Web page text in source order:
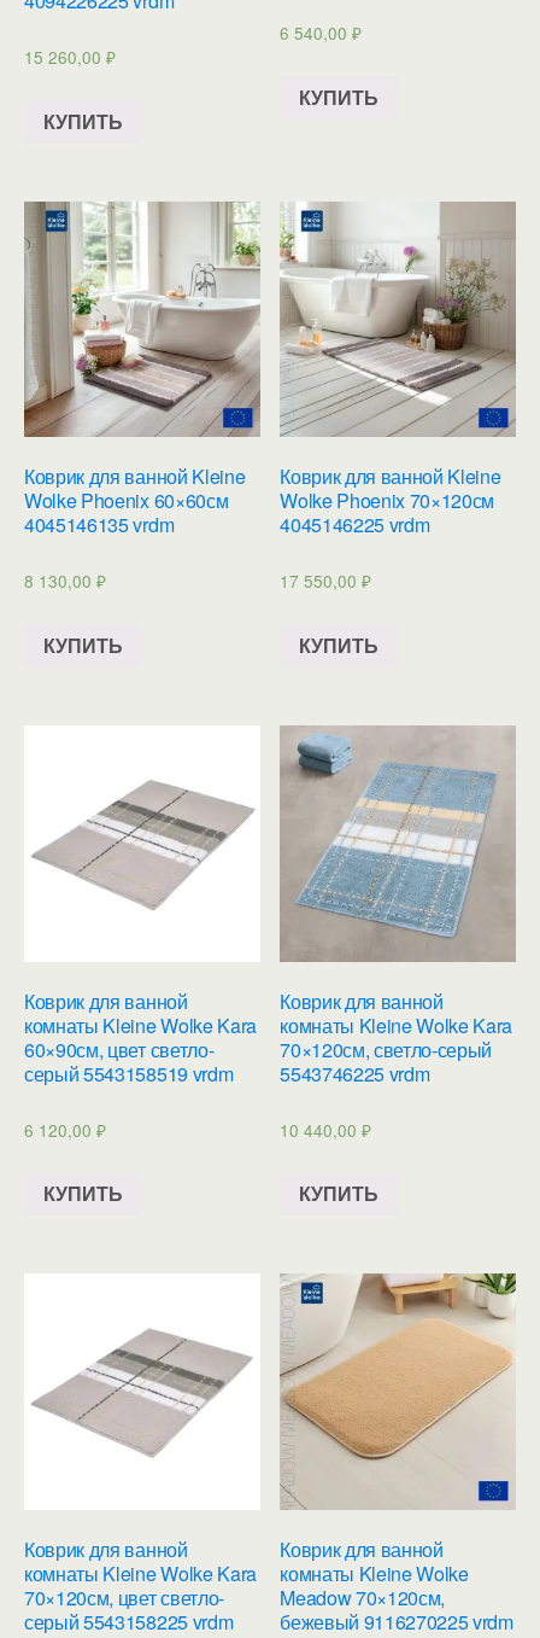
15 260,00 ₽
КУПИТЬ
6 540,00₽
КУПИТЬ
Коврик для ванной Kleine
Wolke Phoenix 60×60см
4045146135 vrdm
8 130,00 ₽
КУПИТЬ
Коврик для ванной Kleine
Wolke Phoenix 70×120см
4045146225 vrdm
17 550,00₽
КУПИТЬ
Коврик для ванной
комнаты Kleine Wolke Kara
60×90см, цвет светло-
серый 5543158519 vrdm
6 120,00 ₽
КУПИТЬ
Коврик для ванной
комнаты Kleine Wolke Kara
70×120см, светло-серый
5543746225 vrdm
10 440,00₽
КУПИТЬ
Коврик для ванной
комнаты Kleine Wolke Kara
70×120см, цвет светло-
серый 5543158225 vrdm
Коврик для ванной
комнаты Kleine Wolke
Meadow 70×120см,
бежевый 9116270225 vrdm